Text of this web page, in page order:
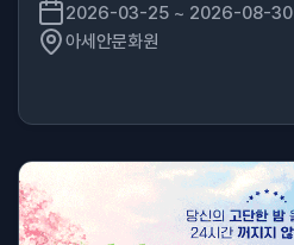
2026-03-25 ~ 2026-08-30
아세안문화원